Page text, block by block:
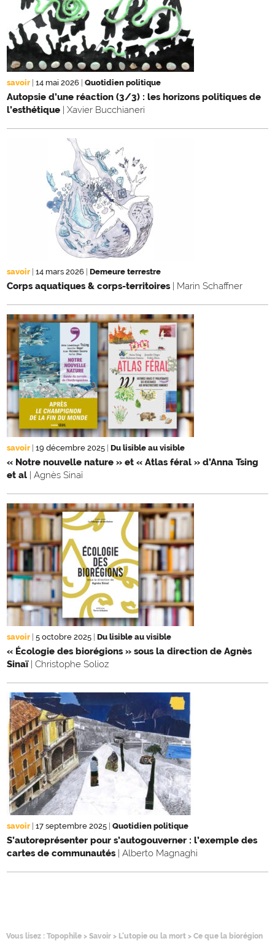
savoir | 14 mai 2026 | Quotidien politique
Autopsie d’une réaction (3/3) : les horizons politiques de
l’esthétique
| Xavier Bucchianeri
savoir | 14 mars 2026 | Demeure terrestre
Corps aquatiques & corps-territoires | Marin Schaffner
savoir | 19 décembre 2025 | Du lisible au visible
« Notre nouvelle nature » et « Atlas féral » d’Anna Tsing
et al
| Agnès Sinaï
savoir | 5 octobre 2025 | Du lisible au visible
« Écologie des biorégions » sous la direction de Agnès
Sinaï | Christophe Solioz
savoir | 17 septembre 2025 | Quotidien politique
S’autoreprésenter pour s’autogouverner : l’exemple des
cartes de communautés
| Alberto Magnaghi
Vous lisez : Topophile > Savoir > L'utopie ou la mort > Ce que la biorégion